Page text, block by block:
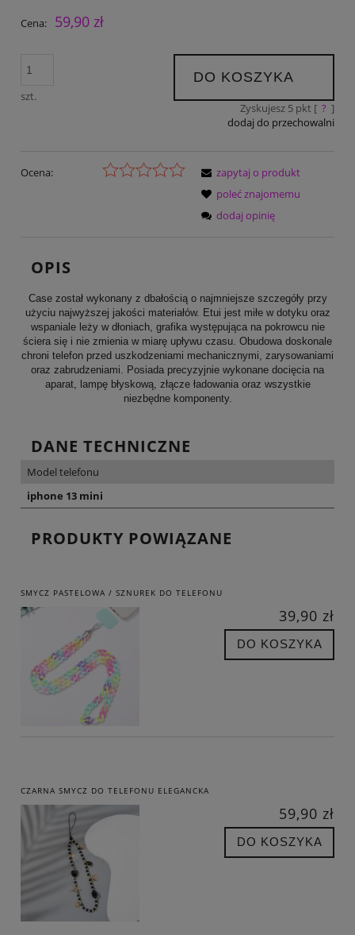
Cena: 59,90 zł
szt.
DO KOSZYKA
Zyskujesz 5pkt [ ? ]
dodaj do przechowalni
Ocena:
zapytaj o produkt
poleć znajomemu
dodaj opinię
OPIS
Case został wykonany z dbałością o najmniejsze szczegóły przy
użyciu najwyższej jakości materiałów. Etui jest miłe w dotyku oraz
wspaniale leży w dłoniach, grafika występująca na pokrowcu nie
ściera się i nie zmienia w miarę upływu czasu. Obudowa doskonale
chroni telefon przed uszkodzeniami mechanicznymi, zarysowaniami
oraz zabrudzeniami. Posiada precyzyjnie wykonane docięcia na
aparat, lampę błyskową, złącze ładowania oraz wszystkie
niezbędne komponenty.
DANE TECHNICZNE
Model telefonu
iphone 13 mini
PRODUKTY POWIĄZANE
SMYCZ PASTELOWA / SZNUREK DO TELEFONU
39,90 zł
DO KOSZYKA
CZARNA SMYCZ DO TELEFONU ELEGANCKA
59,90 zł
DO KOSZYKA